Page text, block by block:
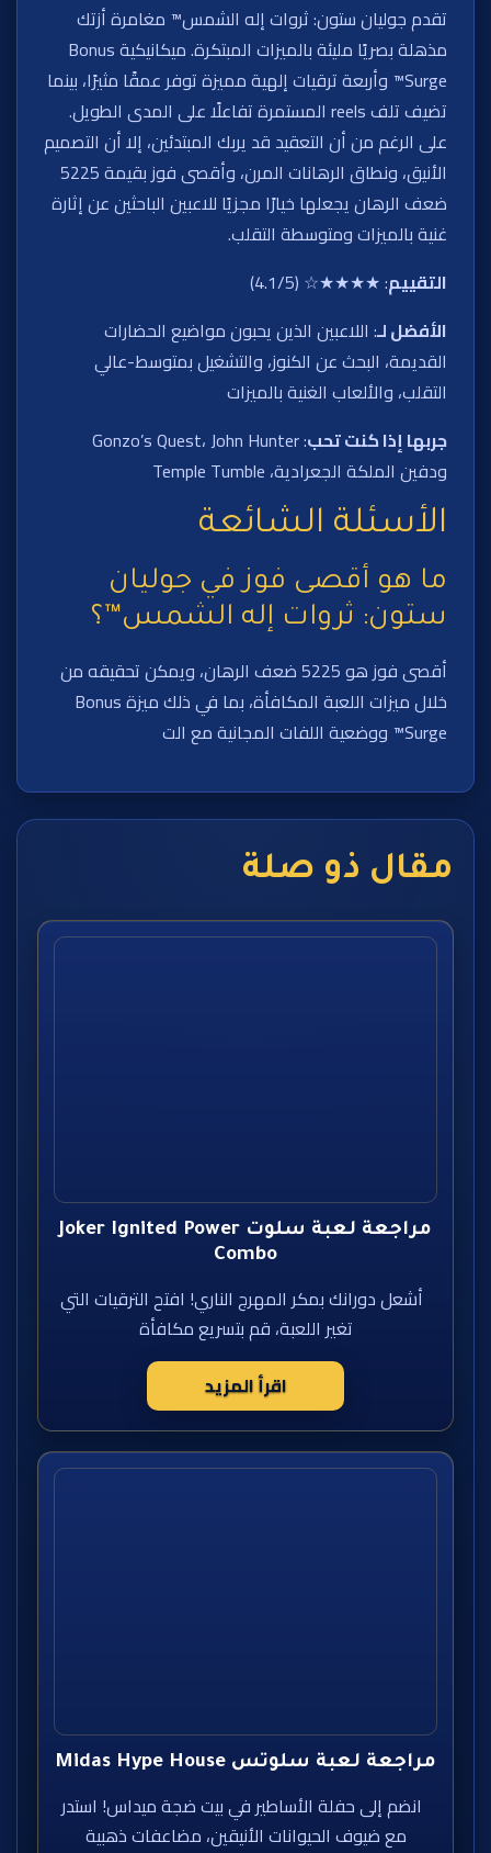
تقدم جوليان ستون: ثروات إله الشمس™ مغامرة أزتك
مذهلة بصريًا مليئة بالميزات المبتكرة. ميكانيكية Bonus
Surge™ وأربعة ترقيات إلهية مميزة توفر عمقًا مثيرًا، بينما
تضيف تلف reels المستمرة تفاعلًا على المدى الطويل.
على الرغم من أن التعقيد قد يربك المبتدئين، إلا أن التصميم
الأنيق، ونطاق الرهانات المرن، وأقصى فوز بقيمة 5225
ضعف الرهان يجعلها خيارًا مجزيًا للاعبين الباحثين عن إثارة
غنية بالميزات ومتوسطة التقلب.
التقييم: ★★★★☆ (4.1/5)
الأفضل لـ: اللاعبين الذين يحبون مواضيع الحضارات
القديمة، البحث عن الكنوز، والتشغيل بمتوسط-عالي
التقلب، والألعاب الغنية بالميزات
جربها إذا كنت تحب : Gonzo’s Quest، John Hunter
ودفين الملكة الجعرادية، Temple Tumble
الأسئلة الشائعة
ما هو أقصى فوز في جوليان
ستون: ثروات إله الشمس™؟
أقصى فوز هو 5225 ضعف الرهان، ويمكن تحقيقه من
خلال ميزات اللعبة المكافأة، بما في ذلك ميزة Bonus
Surge™ ووضعية اللفات المجانية مع الت
مقال ذو صلة
مراجعة لعبة سلوت Joker Ignited Power
Combo
أشعل دورانك بمكر المهرج الناري! افتح الترقيات التي
تغير اللعبة، قم بتسريع مكافأة
اقرأ المزيد
مراجعة لعبة سلوتس Midas Hype House
انضم إلى حفلة الأساطير في بيت ضجة ميداس! استدر
مع ضيوف الحيوانات الأنيقين، مضاعفات ذهبية